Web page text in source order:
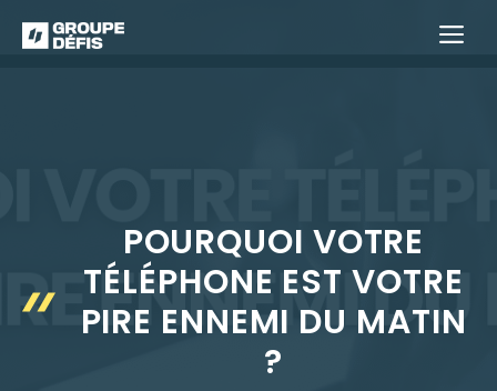
au
POURQUOI VOTRE
TÉLÉPHONE EST VOTRE
PIRE ENNEMI DU MATIN
?